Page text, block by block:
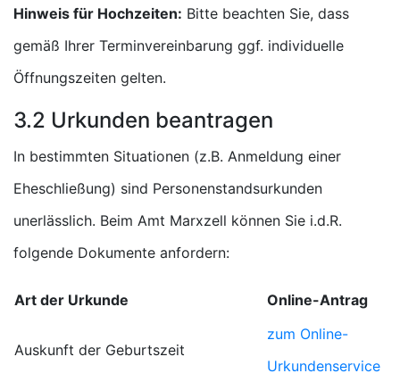
Hinweis für Hochzeiten: Bitte beachten Sie, dass
gemäß Ihrer Terminvereinbarung ggf. individuelle
Öffnungszeiten gelten.
3.2 Urkunden beantragen
In bestimmten Situationen (z.B. Anmeldung einer
Eheschließung) sind Personenstandsurkunden
unerlässlich. Beim Amt Marxzell können Sie i.d.R.
folgende Dokumente anfordern:
Art der Urkunde Online-Antrag
Auskunft der Geburtszeit
zum Online-
Urkundenservice